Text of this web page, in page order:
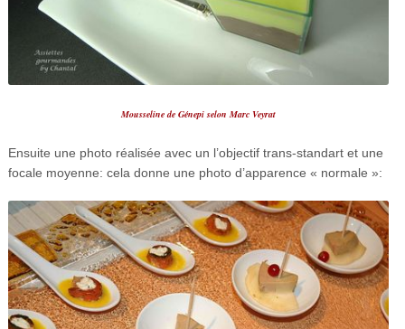
Mousseline de Génepi selon Marc Veyrat
Ensuite une photo réalisée avec un l’objectif trans-standart et une
focale moyenne: cela donne une photo d’apparence « normale »: